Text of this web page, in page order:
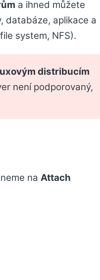
a ihned můžete
databáze, aplikace a
system, NFS).
distribucím
není podporovaný,
na Attach